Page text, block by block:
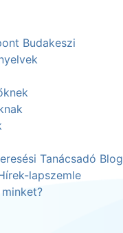
Budakeszi
Tanácsadó Blog
lapszemle